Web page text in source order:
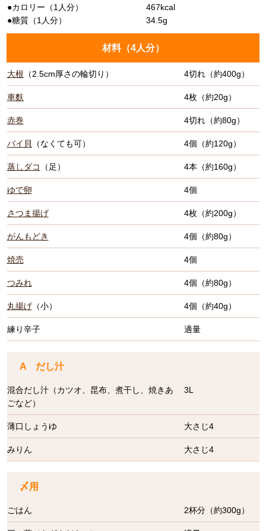
●カロリー（1人分）
467kcal
●糖質（1人分）
34.5g
材料（4人分）
大根 （2.5cm厚さの輪切り） 4切れ（約400g）
車麩 4枚（約20g）
赤巻 4切れ（約80g）
バイ貝 （なくても可） 4個（約120g）
蒸しダコ （足） 4本（約160g）
ゆで卵 4個
さつま揚げ 4枚（約200g）
がんもどき 4個（約80g）
焼売 4個
つみれ 4個（約80g）
丸揚げ（小） 4個（約40g）
練り辛子 適量
A だし汁
混合だし汁（カツオ、昆布、煮干し、焼きあ
ごなど）
3L
薄口しょうゆ 大さじ4
みりん 大さじ4
〆用
ごはん 2杯分（約300g）